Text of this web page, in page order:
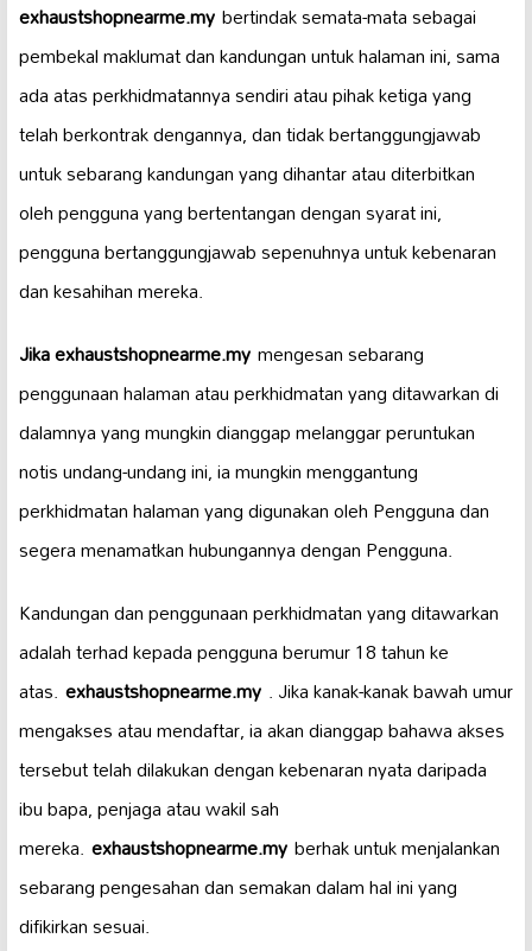
exhaustshopnearme.mybertindak semata-mata sebagai
pembekal maklumat dan kandungan untuk halaman ini, sama
ada atas perkhidmatannya sendiri atau pihak ketiga yang
telah berkontrak dengannya, dan tidak bertanggungjawab
untuk sebarang kandungan yang dihantar atau diterbitkan
oleh pengguna yang bertentangan dengan syarat ini,
pengguna bertanggungjawab sepenuhnya untuk kebenaran
dan kesahihan mereka.
Jika exhaustshopnearme.mymengesan sebarang
penggunaan halaman atau perkhidmatan yang ditawarkan di
dalamnya yang mungkin dianggap melanggar peruntukan
notis undang-undang ini, ia mungkin menggantung
perkhidmatan halaman yang digunakan oleh Pengguna dan
segera menamatkan hubungannya dengan Pengguna.
Kandungan dan penggunaan perkhidmatan yang ditawarkan
adalah terhad kepada pengguna berumur 18 tahun ke
atas. exhaustshopnearme.my . Jika kanak-kanak bawah umur
mengakses atau mendaftar, ia akan dianggap bahawa akses
tersebut telah dilakukan dengan kebenaran nyata daripada
ibu bapa, penjaga atau wakil sah
mereka. exhaustshopnearme.myberhak untuk menjalankan
sebarang pengesahan dan semakan dalam hal ini yang
difikirkan sesuai.